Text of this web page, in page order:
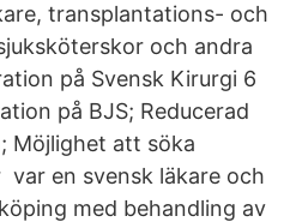
transplantations- och
och andra
på Svensk Kirurgi 6
på BJS; Reducerad
Möjlighet att söka
en svensk läkare och
med behandling av